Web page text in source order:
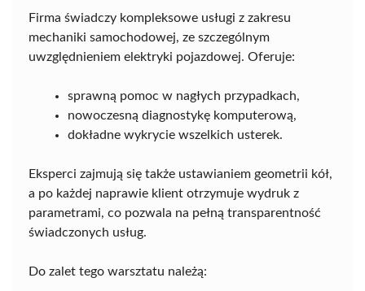
Firma świadczy kompleksowe usługi z zakresu
mechaniki samochodowej, ze szczególnym
uwzględnieniem elektryki pojazdowej. Oferuje:
sprawną pomoc w nagłych przypadkach,
nowoczesną diagnostykę komputerową,
dokładne wykrycie wszelkich usterek.
Eksperci zajmują się także ustawianiem geometrii kół,
a po każdej naprawie klient otrzymuje wydruk z
parametrami, co pozwala na pełną transparentność
świadczonych usług.
Do zalet tego warsztatu należą: